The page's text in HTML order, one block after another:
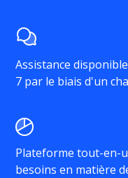
Assistance
7 par le biais d'un
Plateforme tout-en-
besoins en matière